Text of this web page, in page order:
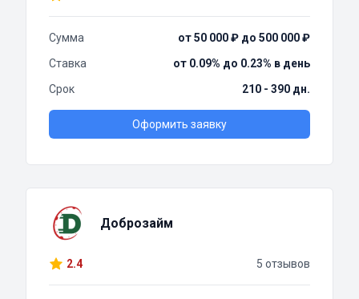
Сумма
от 50 000 ₽ до 500 000 ₽
Ставка
от 0.09% до 0.23% в день
Срок
210 - 390 дн.
Оформить заявку
Доброзайм
2.4 5 отзывов